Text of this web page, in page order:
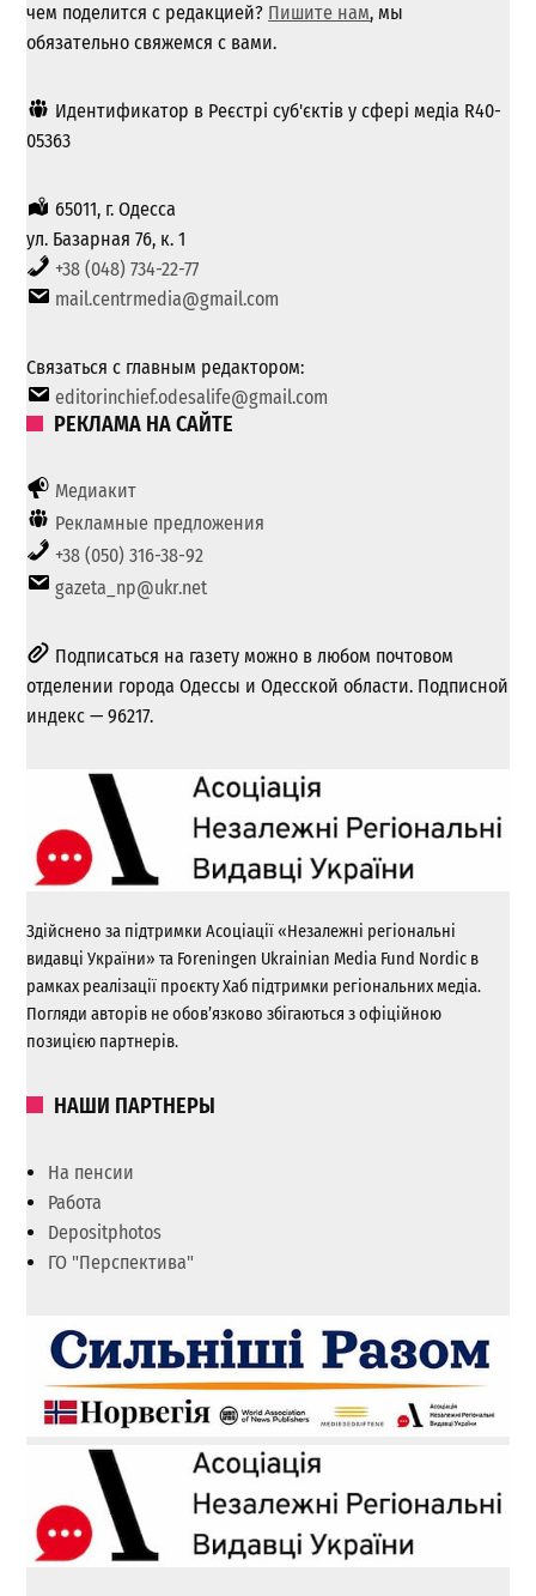
чем поделится с редакцией? Пишите нам, мы
обязательно свяжемся с вами.
Идентификатор в Реєстрі суб'єктів у сфері медіа R40-
05363
65011, г. Одесса
ул. Базарная 76, к. 1
+38 (048) 734-22-77
mail.centrmedia@gmail.com
Связаться с главным редактором:
editorinchief.odesalife@gmail.com
РЕКЛАМА НА САЙТЕ
Медиакит
Рекламные предложения
+38 (050) 316-38-92
gazeta_np@ukr.net
Подписаться на газету можно в любом почтовом
отделении города Одессы и Одесской области. Подписной
индекс — 96217.
Здійснено за підтримки Асоціації «Незалежні регіональні
видавці України» та Foreningen Ukrainian Media Fund Nordic в
рамках реалізації проєкту Хаб підтримки регіональних медіа.
Погляди авторів не обов’язково збігаються з офіційною
позицією партнерів.
НАШИ ПАРТНЕРЫ
На пенсии
Работа
Depositphotos
ГО "Перспектива"